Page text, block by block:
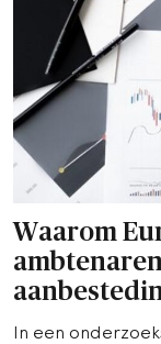
Waarom
In een